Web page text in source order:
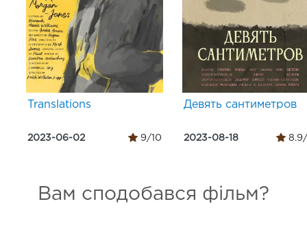
Translations
2023-06-02 9/10
Девять сантиметров
2023-08-18 8.9/
Вам сподобався фільм?